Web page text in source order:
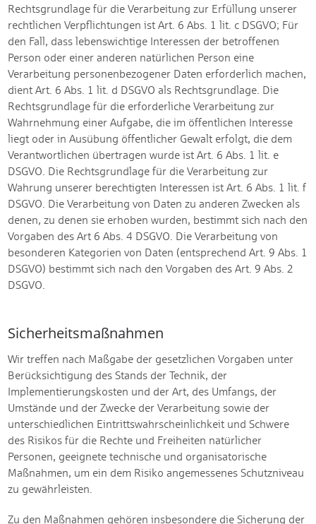
Rechtsgrundlage für die Verarbeitung zur Erfüllung unserer
rechtlichen Verpflichtungen ist Art. 6 Abs. 1 lit. c DSGVO; Für
den Fall, dass lebenswichtige Interessen der betroffenen
Person oder einer anderen natürlichen Person eine
Verarbeitung personenbezogener Daten erforderlich machen,
dient Art. 6 Abs. 1 lit. d DSGVO als Rechtsgrundlage. Die
Rechtsgrundlage für die erforderliche Verarbeitung zur
Wahrnehmung einer Aufgabe, die im öffentlichen Interesse
liegt oder in Ausübung öffentlicher Gewalt erfolgt, die dem
Verantwortlichen übertragen wurde ist Art. 6 Abs. 1 lit. e
DSGVO. Die Rechtsgrundlage für die Verarbeitung zur
Wahrung unserer berechtigten Interessen ist Art. 6 Abs. 1 lit. f
DSGVO. Die Verarbeitung von Daten zu anderen Zwecken als
denen, zu denen sie erhoben wurden, bestimmt sich nach den
Vorgaben des Art 6 Abs. 4 DSGVO. Die Verarbeitung von
besonderen Kategorien von Daten (entsprechend Art. 9 Abs. 1
DSGVO) bestimmt sich nach den Vorgaben des Art. 9 Abs. 2
DSGVO.
Sicherheitsmaßnahmen
Wir treffen nach Maßgabe der gesetzlichen Vorgaben unter
Berücksichtigung des Stands der Technik, der
Implementierungskosten und der Art, des Umfangs, der
Umstände und der Zwecke der Verarbeitung sowie der
unterschiedlichen Eintrittswahrscheinlichkeit und Schwere
des Risikos für die Rechte und Freiheiten natürlicher
Personen, geeignete technische und organisatorische
Maßnahmen, um ein dem Risiko angemessenes Schutzniveau
zu gewährleisten.
Zu den Maßnahmen gehören insbesondere die Sicherung der